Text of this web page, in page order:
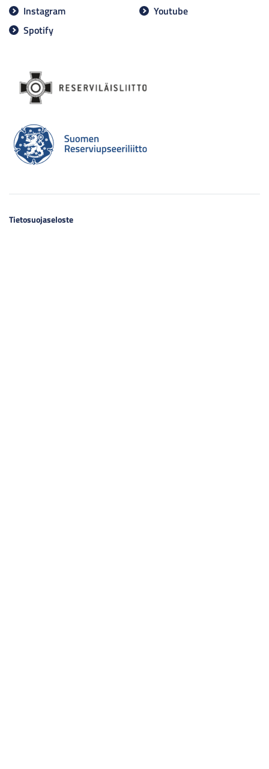
Instagram
Youtube
Spotify
Tietosuojaseloste